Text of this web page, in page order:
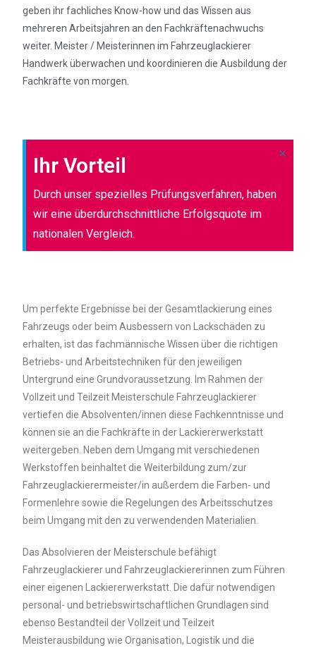
geben ihr fachliches Know-how und das Wissen aus
mehreren Arbeitsjahren an den Fachkräftenachwuchs
weiter. Meister / Meisterinnen im Fahrzeuglackierer
Handwerk überwachen und koordinieren die Ausbildung der
Fachkräfte von morgen.
Ihr Vorteil
Durch unser spezielles Prüfungsverfahren, haben
wir eine überdurchschnittliche Erfolgsquote im
nationalen Vergleich.
×
Um perfekte Ergebnisse bei der Gesamtlackierung eines
Fahrzeugs oder beim Ausbessern von Lackschäden zu
erhalten, ist das fachmännische Wissen über die richtigen
Betriebs- und Arbeitstechniken für den jeweiligen
Untergrund eine Grundvoraussetzung. Im Rahmen der
Vollzeit und Teilzeit Meisterschule Fahrzeuglackierer
vertiefen die Absolventen/innen diese Fachkenntnisse und
können sie an die Fachkräfte in der Lackiererwerkstatt
weitergeben. Neben dem Umgang mit verschiedenen
Werkstoffen beinhaltet die Weiterbildung zum/zur
Fahrzeuglackierermeister/in außerdem die Farben- und
Formenlehre sowie die Regelungen des Arbeitsschutzes
beim Umgang mit den zu verwendenden Materialien.
Das Absolvieren der Meisterschule befähigt
Fahrzeuglackierer und Fahrzeuglackiererinnen zum Führen
einer eigenen Lackiererwerkstatt. Die dafür notwendigen
personal- und betriebswirtschaftlichen Grundlagen sind
ebenso Bestandteil der Vollzeit und Teilzeit
Meisterausbildung wie Organisation, Logistik und die